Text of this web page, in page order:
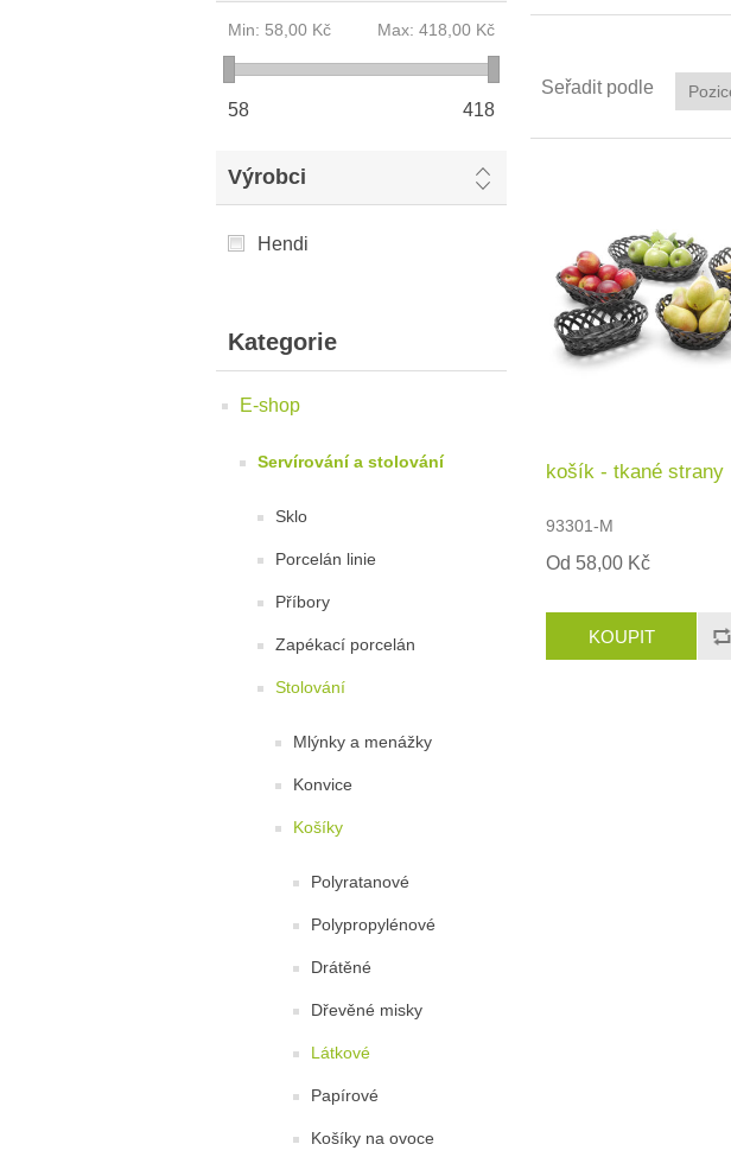
Min: 58,00 Kč Max: 418,00 Kč
58 418
Výrobci
Hendi
Kategorie
E-shop
Servírování a stolování
Sklo
Porcelán linie
Příbory
Zapékací porcelán
Stolování
Mlýnky a menážky
Konvice
Košíky
Polyratanové
Polypropylénové
Drátěné
Dřevěné misky
Látkové
Papírové
Košíky na ovoce
Seřadit podle
košík - tkané strany
93301-M
Od 58,00 Kč